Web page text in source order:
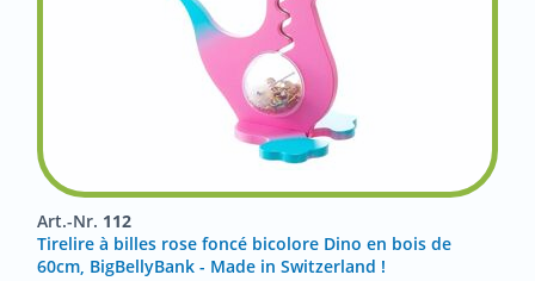
Art.-Nr. 112
Tirelire à billes rose foncé bicolore Dino en bois de
60cm, BigBellyBank - Made in Switzerland !